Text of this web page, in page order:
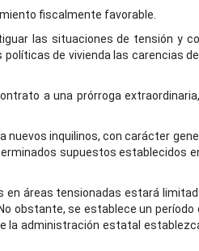
fiscalmente favorable.
las situaciones de tensión y
de vivienda las carencias de
a una prórroga
inquilinos, con carácter
supuestos establecidos
en áreas tensionadas estará
obstante, se establece un período
la administración estatal